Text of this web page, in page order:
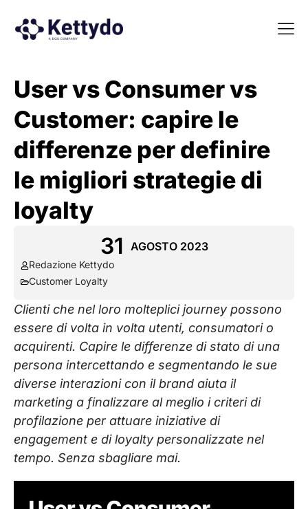
User vs Consumer vs
Customer: capire le
differenze per definire
le migliori strategie di
loyalty
31 AGOSTO 2023
Redazione Kettydo
Customer Loyalty
Clienti che nel loro molteplici journey possono
essere di volta in volta utenti, consumatori o
acquirenti. Capire le differenze di stato di una
persona intercettando e segmentando le sue
diverse interazioni con il brand aiuta il
marketing a finalizzare al meglio i criteri di
profilazione per attuare iniziative di
engagement e di loyalty personalizzate nel
tempo. Senza sbagliare mai.